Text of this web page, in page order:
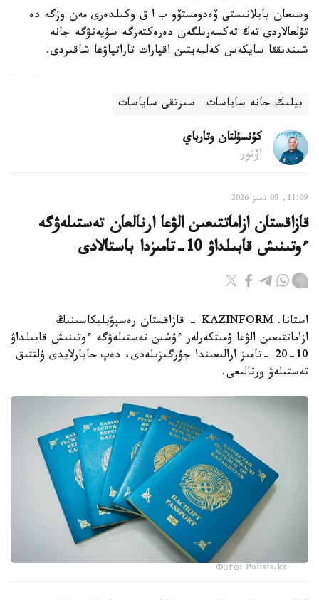
وسىعان بايلانىستى ۆەدومستۆو ب ا ق وكىلدەرى مەن وزگە دە
تۇلعالاردى تەك تەكسەرىلگەن دەرەكتەرگە سۇيەنۋگە جانە
شىندىققا سايكەس كەلمەيتىن اقپارات تاراتپاۋعا شاقىردى.
بيلىك جانە ساياسات سىرتقى ساياسات
كۇنسۇلتان وتارباي
اۆتور
11:09, 09 تامىز 2026
قازاقستان ازاماتتىعىن الۋعا ارنالعان تەستىلەۋگە
ءوتىنىش قابىلداۋ 10-تامىزدا باستالادى
استانا. KAZINFORM - قازاقستان رەسپۋبليكاسىنىڭ
ازاماتتىعىن الۋعا ۇمىتكەرلەر ءۇشىن تەستىلەۋگە ءوتىنىش قابىلداۋ
10-20 -تامىز ارالىعىندا جۇرگىزىلەدى، دەپ حابارلايدى ۇلتتىق
تەستىلەۋ ورتالىعى.
Фото: Polisia.kz